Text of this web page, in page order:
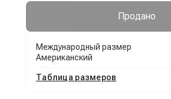
Продано
Международный размер
Американский
Таблица размеров